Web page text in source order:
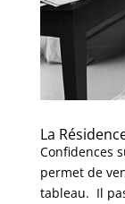
La
Confidences
permet de
tableau. Il